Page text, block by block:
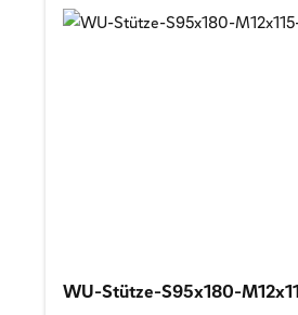
WU-Stütze-S95x180-